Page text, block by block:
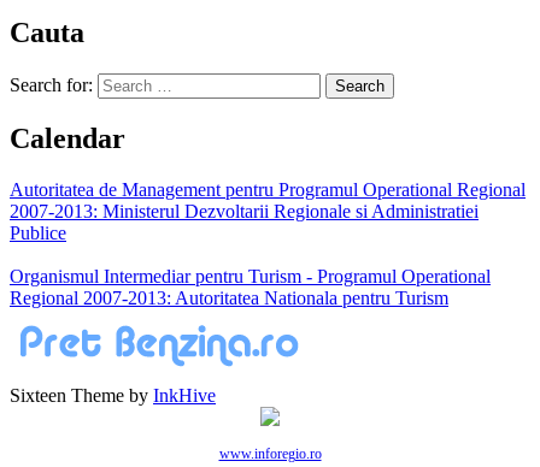
Cauta
Search for:
Calendar
Autoritatea de Management pentru Programul Operational Regional
2007-2013: Ministerul Dezvoltarii Regionale si Administratiei
Publice
Organismul Intermediar pentru Turism - Programul Operational
Regional 2007-2013: Autoritatea Nationala pentru Turism
Sixteen Theme by InkHive
www.inforegio.ro